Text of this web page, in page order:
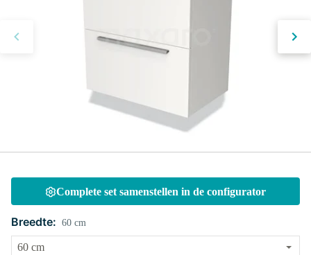
Complete set samenstellen in de configurator
Breedte: 60 cm